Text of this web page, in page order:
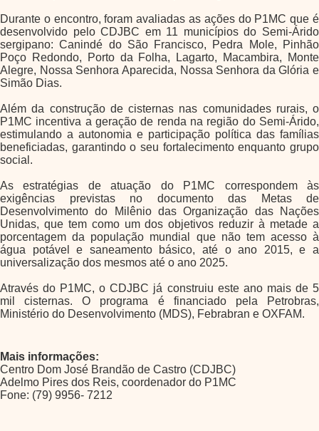
Durante o encontro, foram avaliadas as ações do P1MC que é
desenvolvido pelo CDJBC em 11 municípios do Semi-Árido
sergipano: Canindé do São Francisco, Pedra Mole, Pinhão
Poço Redondo, Porto da Folha, Lagarto, Macambira, Monte
Alegre, Nossa Senhora Aparecida, Nossa Senhora da Glória e
Simão Dias.
Além da construção de cisternas nas comunidades rurais, o
P1MC incentiva a geração de renda na região do Semi-Árido,
estimulando a autonomia e participação política das famílias
beneficiadas, garantindo o seu fortalecimento enquanto grupo
social.
As estratégias de atuação do P1MC correspondem às
exigências previstas no documento das Metas de
Desenvolvimento do Milênio das Organização das Nações
Unidas, que tem como um dos objetivos reduzir à metade a
porcentagem da população mundial que não tem acesso à
água potável e saneamento básico, até o ano 2015, e a
universalização dos mesmos até o ano 2025.
Através do P1MC, o CDJBC já construiu este ano mais de 5
mil cisternas. O programa é financiado pela Petrobras,
Ministério do Desenvolvimento (MDS), Febrabran e OXFAM.
Mais informações:
Centro Dom José Brandão de Castro (CDJBC)
Adelmo Pires dos Reis, coordenador do P1MC
Fone: (79) 9956- 7212